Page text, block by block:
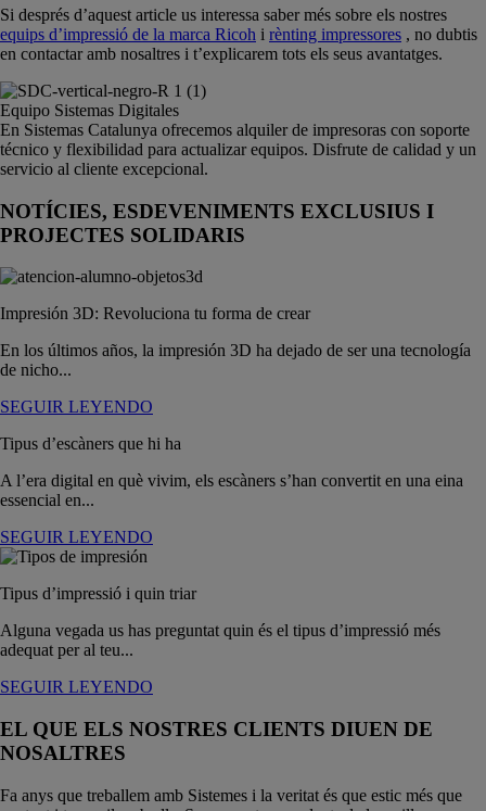
Si després d’aquest article us interessa saber més sobre els nostres
equips d’impressió de la marca Ricoh i rènting impressores , no dubtis
en contactar amb nosaltres i t’explicarem tots els seus avantatges.
Equipo Sistemas Digitales
En Sistemas Catalunya ofrecemos alquiler de impresoras con soporte
técnico y flexibilidad para actualizar equipos. Disfrute de calidad y un
servicio al cliente excepcional.
NOTÍCIES, ESDEVENIMENTS EXCLUSIUS I
PROJECTES SOLIDARIS
Impresión 3D: Revoluciona tu forma de crear
En los últimos años, la impresión 3D ha dejado de ser una tecnología
de nicho...
SEGUIR LEYENDO
Tipus d’escàners que hi ha
A l’era digital en què vivim, els escàners s’han convertit en una eina
essencial en...
SEGUIR LEYENDO
Tipus d’impressió i quin triar
Alguna vegada us has preguntat quin és el tipus d’impressió més
adequat per al teu...
SEGUIR LEYENDO
EL QUE ELS NOSTRES CLIENTS DIUEN DE
NOSALTRES
Fa anys que treballem amb Sistemes i la veritat és que estic més que